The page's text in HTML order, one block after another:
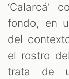
‘Calarcá’
fondo, en
del
el rostro
trata de